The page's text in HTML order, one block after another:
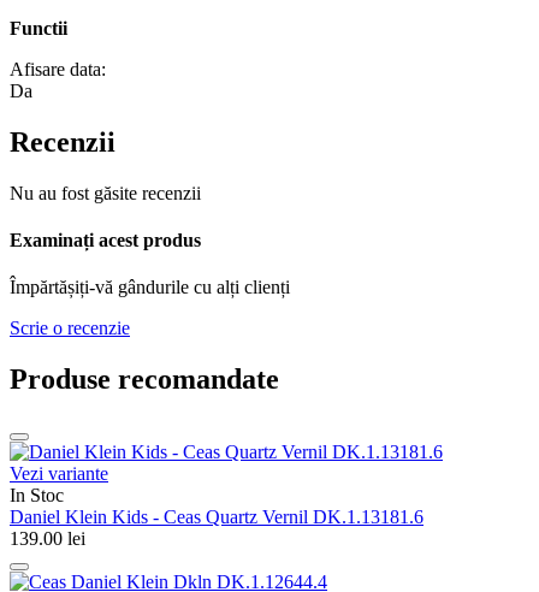
Functii
Afisare data:
Da
Recenzii
Nu au fost găsite recenzii
Examinați acest produs
Împărtășiți-vă gândurile cu alți clienți
Scrie o recenzie
Produse recomandate
Vezi variante
In Stoc
Daniel Klein Kids - Ceas Quartz Vernil DK.1.13181.6
139.00 lei